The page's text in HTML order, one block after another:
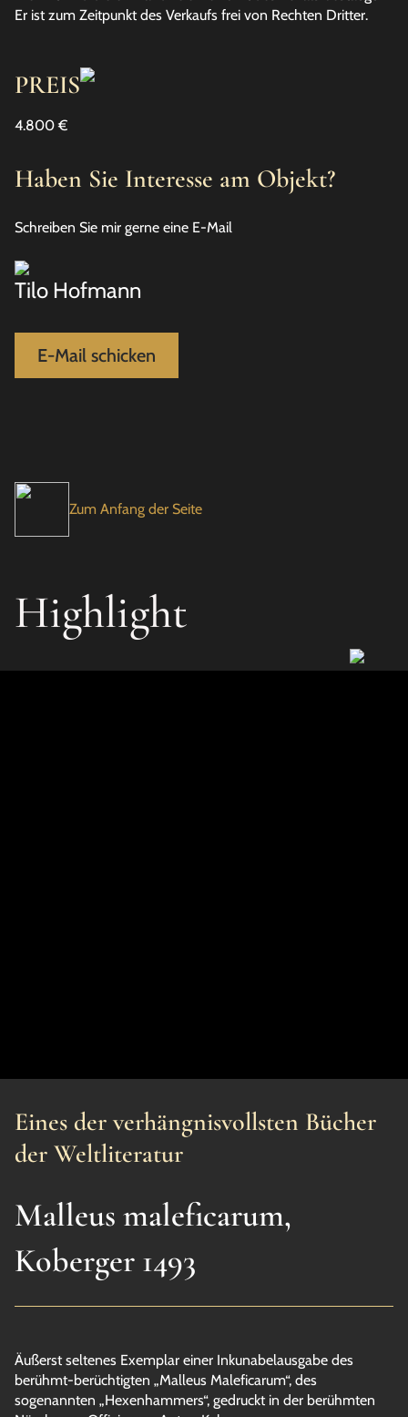
Er ist zum Zeitpunkt des Verkaufs frei von Rechten Dritter.
PREIS
4.800 €
Haben Sie Interesse am Objekt?
Schreiben Sie mir gerne eine E-Mail
Tilo Hofmann
E-Mail schicken
Zum Anfang der Seite
Highlight
Eines der verhängnisvollsten Bücher
der Weltliteratur
Malleus maleficarum,
Koberger 1493
Äußerst seltenes Exemplar einer Inkunabelausgabe des
berühmt-berüchtigten „Malleus Maleficarum“, des
sogenannten „Hexenhammers“, gedruckt in der berühmten